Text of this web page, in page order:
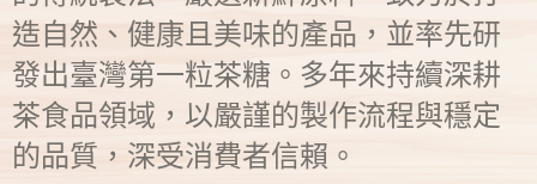
造自然、健康且美味的產品，並率先研
發出臺灣第一粒茶糖。多年來持續深耕
茶食品領域，以嚴謹的製作流程與穩定
的品質，深受消費者信賴。